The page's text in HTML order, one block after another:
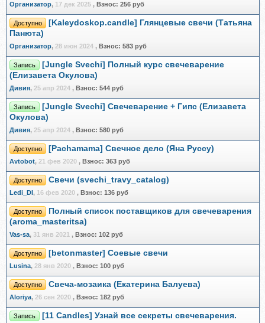
Организатор, 17 дек 2025 , Взнос: 256 руб
Доступно
[Kaleydoskop.candle] Глянцевые свечи (Татьяна
Панюта)
Организатор, 28 июн 2024 , Взнос: 583 руб
Запись
[Jungle Svechi] Полный курс свечеварение
(Елизавета Окулова)
Дивия, 25 апр 2024 , Взнос: 544 руб
Запись
[Jungle Svechi] Свечеварение + Гипс (Елизавета
Окулова)
Дивия, 25 апр 2024 , Взнос: 580 руб
Доступно [Pachamama] Свечное дело (Яна Руссу)
Avtobot, 21 фев 2020 , Взнос: 363 руб
Доступно Свечи (svechi_travy_catalog)
Ledi_DI, 16 фев 2020 , Взнос: 136 руб
Доступно
Полный список поставщиков для свечеварения
(aroma_masteritsa)
Vas-sa, 31 янв 2021 , Взнос: 102 руб
Доступно [betonmaster] Соевые свечи
Lusina, 28 янв 2020 , Взнос: 100 руб
Доступно Свеча-мозаика (Екатерина Балуева)
Aloriya, 26 сен 2020 , Взнос: 182 руб
Запись
[11 Candles] Узнай все секреты свечеварения.